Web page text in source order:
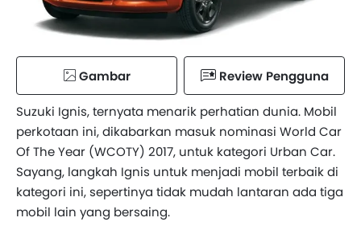
Gambar Review Pengguna
Suzuki Ignis, ternyata menarik perhatian dunia. Mobil
perkotaan ini, dikabarkan masuk nominasi World Car
Of The Year (WCOTY) 2017, untuk kategori Urban Car.
Sayang, langkah Ignis untuk menjadi mobil terbaik di
kategori ini, sepertinya tidak mudah lantaran ada tiga
mobil lain yang bersaing.